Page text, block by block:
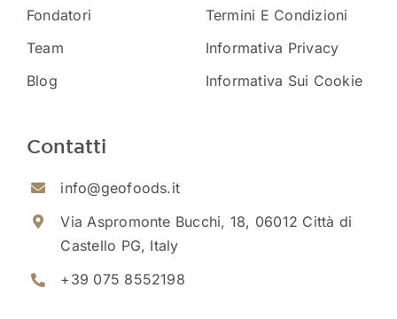
Fondatori
Team
Blog
Termini E Condizioni
Informativa Privacy
Informativa Sui Cookie
Contatti
info@geofoods.it
Via Aspromonte Bucchi, 18, 06012 Città di
Castello PG, Italy
+39 075 8552198